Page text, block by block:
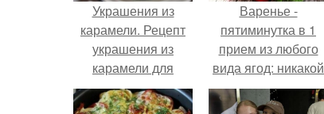
Украшения из
карамели. Рецепт
украшения из
карамели для
тортов и пирожных.
Варенье -
пятиминутка в 1
прием из любого
вида ягод: никакой
длительной варки,
все витамины на